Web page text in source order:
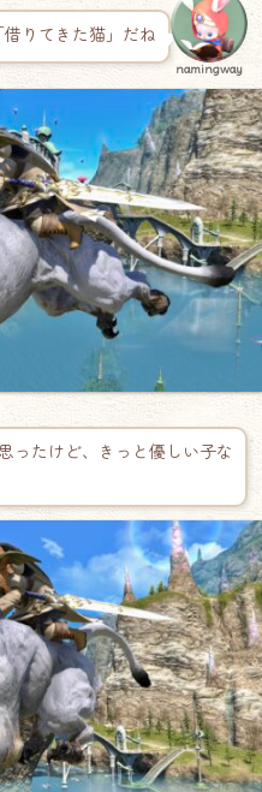
借りてきた猫」だね
namingway
ったけど、きっと優しい子な